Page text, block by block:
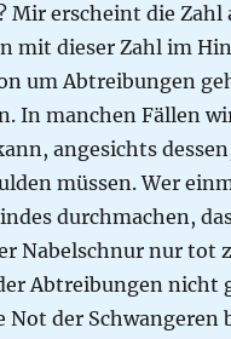
Mir erscheint die Zahl
mit dieser Zahl im
um Abtreibungen
In manchen Fällen
angesichts
müssen. Wer
durchmachen,
Nabelschnur nur tot
Abtreibungen nicht
Not der